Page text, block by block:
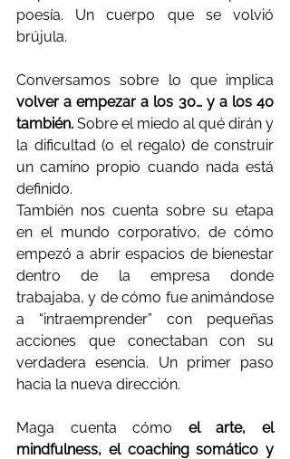
poesía. Un cuerpo que se volvió
brújula.
volver a empezar a los 30… y a los 40
también. Sobre el miedo al qué dirán y
la dificultad (o el regalo) de construir
un camino propio cuando nada está
definido.
También nos cuenta sobre su etapa
en el mundo corporativo, de cómo
empezó a abrir espacios de bienestar
dentro de la empresa donde
trabajaba, y de cómo fue animándose
a “intraemprender” con pequeñas
acciones que conectaban con su
verdadera esencia. Un primer paso
hacia la nueva dirección.
Maga cuenta cómo el arte, el
mindfulness, el coaching somático y